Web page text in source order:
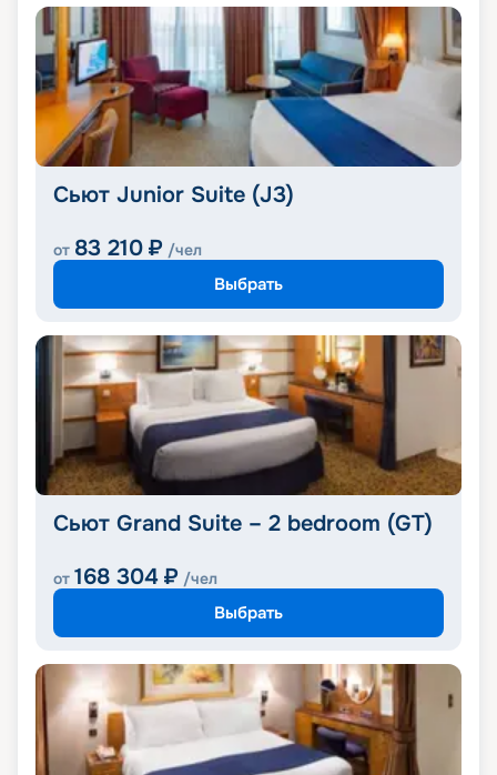
Сьют Junior Suite (J3)
от 83 210 ₽ /чел
Выбрать
Сьют Grand Suite – 2 bedroom (GT)
от 168 304 ₽ /чел
Выбрать